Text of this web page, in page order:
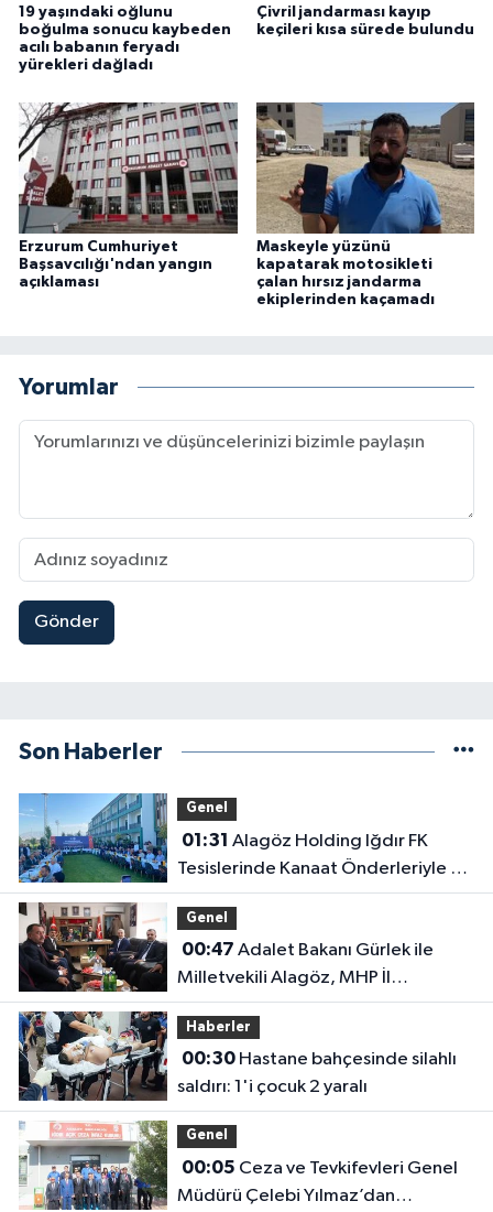
19 yaşındaki oğlunu
boğulma sonucu kaybeden
acılı babanın feryadı
yürekleri dağladı
Çivril jandarması kayıp
keçileri kısa sürede bulundu
Erzurum Cumhuriyet
Başsavcılığı'ndan yangın
açıklaması
Maskeyle yüzünü
kapatarak motosikleti
çalan hırsız jandarma
ekiplerinden kaçamadı
Yorumlar
Gönder
Son Haberler
Genel
01:31
Tesislerinde Kanaat Önderleriyle Bir
Araya Geldiler
Genel
00:47
Milletvekili Alagöz, MHP İl
Başkanlığını Ziyaret Etti
Haberler
00:30Hastane bahçesinde silahlı
saldırı: 1'i çocuk 2 yaralı
Genel
00:05
Müdürü Çelebi Yılmaz’dan